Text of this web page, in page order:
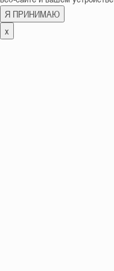
Я ПРИНИМАЮ
x